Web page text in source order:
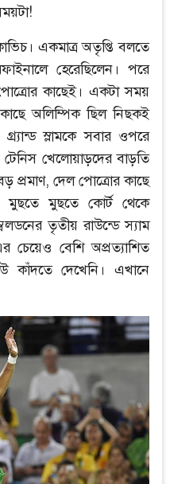
একমাত্র অতৃপ্তি বলতে
হেরেছিলেন। পরে
পোত্রোর কাছেই। একটা সময়
অলিম্পিক ছিল নিছকই
স্লামকে সবার ওপরে
খেলোয়াড়দের বাড়তি
প্রমাণ, দেল পোত্রোর কাছে
মুছতে কোর্ট থেকে
তৃতীয় রাউন্ডে স্যাম
চেয়েও বেশি অপ্রত্যাশিত
দেখেনি। এখানে